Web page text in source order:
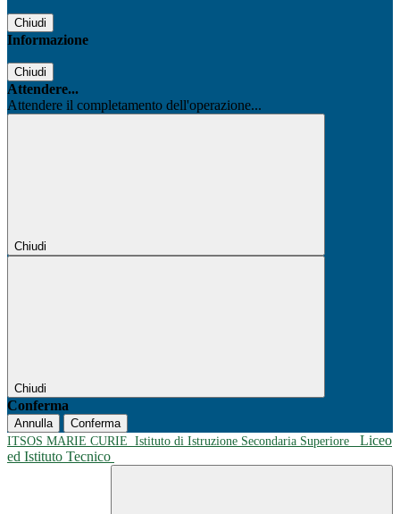
Chiudi
Informazione
Chiudi
Attendere...
Attendere il completamento dell'operazione...
Chiudi
Chiudi
Conferma
Annulla
Conferma
ITSOS MARIE CURIE Istituto di Istruzione Secondaria Superiore
Liceo
ed Istituto Tecnico